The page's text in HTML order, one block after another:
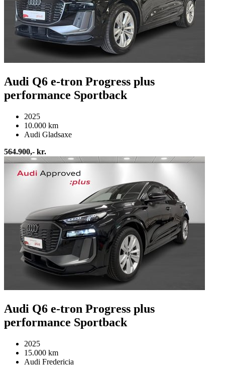
Audi Q6 e-tron Progress plus
performance Sportback
2025
10.000 km
Audi Gladsaxe
564.900,- kr.
Audi Q6 e-tron Progress plus
performance Sportback
2025
15.000 km
Audi Fredericia